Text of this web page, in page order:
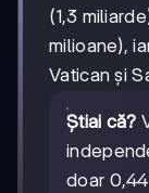
(1,3
milioane),
Vatican și
Știai că?
doar